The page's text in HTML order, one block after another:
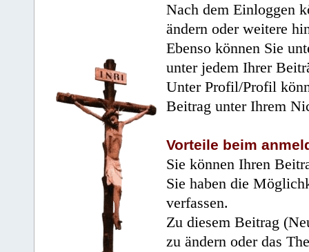
Nach dem Einloggen
ändern oder weitere
Ebenso können Sie
unter jedem Ihrer
Unter Profil/Profil
Beitrag unter Ihrem
Vorteile beim
Sie können Ihren
Sie haben die
verfassen.
Zu diesem Beitrag
zu ändern oder das